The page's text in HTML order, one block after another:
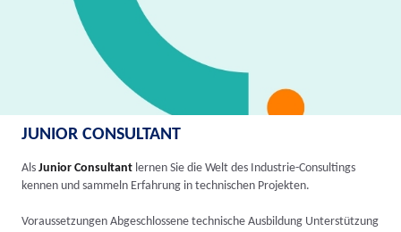
JUNIOR CONSULTANT
Als Junior Consultant lernen Sie die Welt des Industrie-Consultings
kennen und sammeln Erfahrung in technischen Projekten.
Voraussetzungen Abgeschlossene technische Ausbildung Unterstützung